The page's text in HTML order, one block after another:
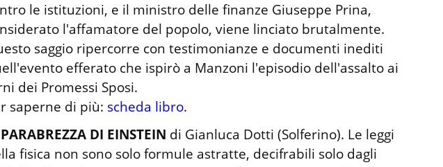
le istituzioni, e il ministro delle finanze Giuseppe Prina,
l'affamatore del popolo, viene linciato brutalmente.
saggio ripercorre con testimonianze e documenti inediti
efferato che ispirò a Manzoni l'episodio dell'assalto ai
dei Promessi Sposi.
saperne di più: scheda libro.
DI EINSTEIN di Gianluca Dotti (Solferino). Le leggi
fisica non sono solo formule astratte, decifrabili solo dagli